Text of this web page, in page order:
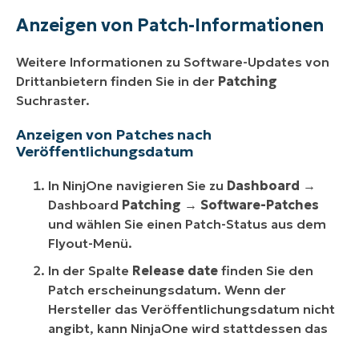
Anzeigen von Patch-Informationen
Weitere Informationen zu Software-Updates von
Drittanbietern finden Sie in der Patching
Suchraster.
Anzeigen von Patches nach
Veröffentlichungsdatum
In NinjOne navigieren Sie zu Dashboard →
Dashboard Patching → Software-Patches
und wählen Sie einen Patch-Status aus dem
Flyout-Menü.
In der Spalte Release date finden Sie den
Patch erscheinungsdatum. Wenn der
Hersteller das Veröffentlichungsdatum nicht
angibt, kann NinjaOne wird stattdessen das